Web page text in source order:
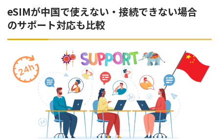
eSIMが中国で使えない・接続できない場合
のサポート対応も比較